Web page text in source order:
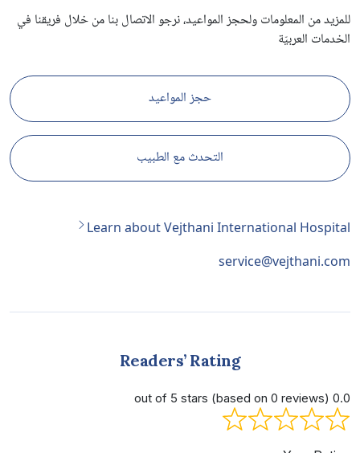
للمزيد من المعلومات ولحجز المواعيد، نرجو الاتصال بنا من خلال فريقنا في
الخدمات العربيّة
حجز المواعيد
التحدث مع الطبيب
Learn about Vejthani International Hospital
service@vejthani.com
Readers’ Rating
0.0 out of 5 stars (based on 0 reviews)